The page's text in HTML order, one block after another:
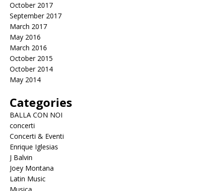
October 2017
September 2017
March 2017
May 2016
March 2016
October 2015
October 2014
May 2014
Categories
BALLA CON NOI
concerti
Concerti & Eventi
Enrique Iglesias
J Balvin
Joey Montana
Latin Music